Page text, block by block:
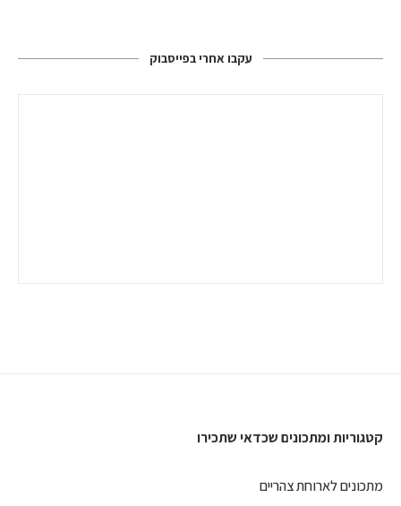
עקבו אחרי בפייסבוק
קטגוריות ומתכונים שכדאי שתכירו
מתכונים לארוחת צהריים